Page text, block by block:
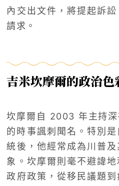
內交出文件，將提起訴
請求。
吉米坎摩爾的政治色
坎摩爾自 2003 年主持
的時事諷刺聞名。特別
統後，他經常成為川普
象。坎摩爾則毫不避諱
政府政策，從移民議題